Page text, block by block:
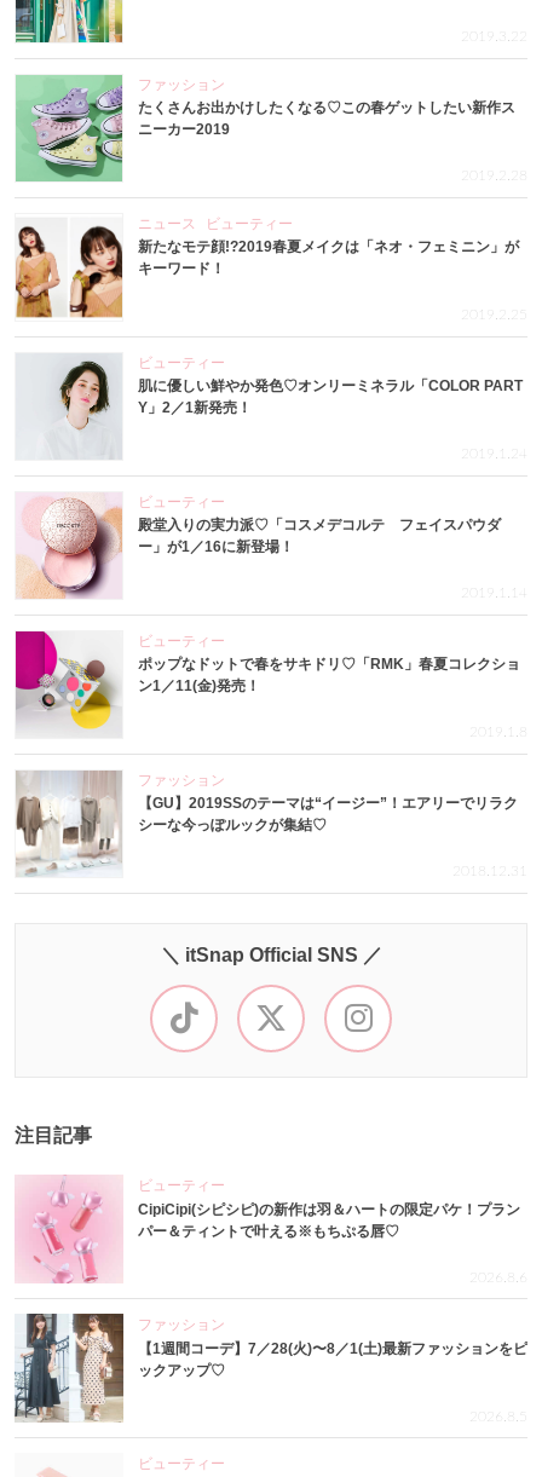
2019.3.22
ファッション
たくさんお出かけしたくなる♡この春ゲットしたい新作ス
ニーカー2019
2019.2.28
ニュース
ビューティー
新たなモテ顔!?2019春夏メイクは「ネオ・フェミニン」が
キーワード！
2019.2.25
ビューティー
肌に優しい鮮やか発色♡オンリーミネラル「COLOR PART
Y」2／1新発売！
2019.1.24
ビューティー
殿堂入りの実力派♡「コスメデコルテ フェイスパウダ
ー」が1／16に新登場！
2019.1.14
ビューティー
ポップなドットで春をサキドリ♡「RMK」春夏コレクショ
ン1／11(金)発売！
2019.1.8
ファッション
【GU】2019SSのテーマは“イージー”！エアリーでリラク
シーな今っぽルックが集結♡
2018.12.31
＼ itSnap Official SNS ／
注目記事
ビューティー
CipiCipi(シピシピ)の新作は羽＆ハートの限定パケ！プラン
パー＆ティントで叶える※もちぷる唇♡
2026.8.6
ファッション
【1週間コーデ】7／28(火)〜8／1(土)最新ファッションをピ
ックアップ♡
2026.8.5
ビューティー